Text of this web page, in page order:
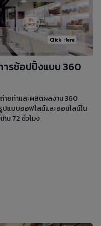
รช้อปปิ้งแบบ 360
ายทำและผลิตผลงาน 360
แบบออฟไลน์และออนไลน์ใน
กิน 72 ชั่วโมง